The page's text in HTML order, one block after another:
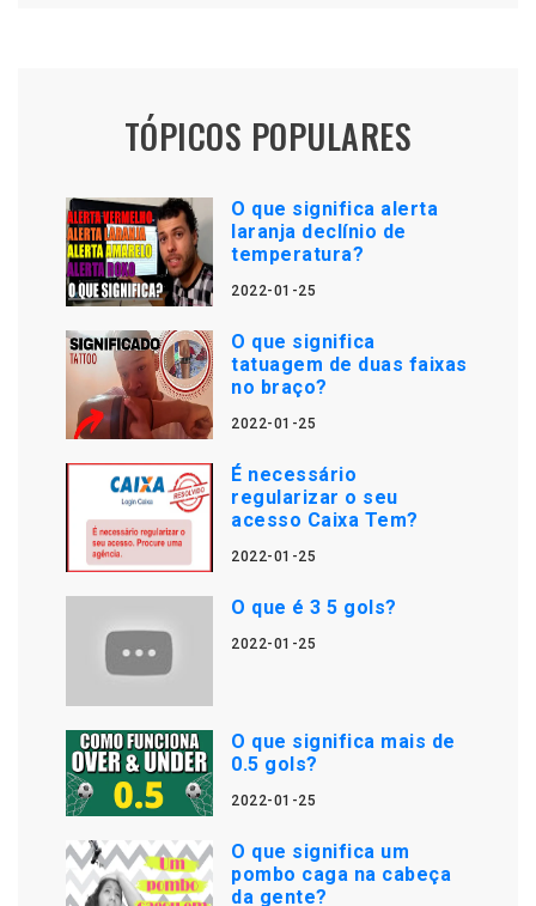
TÓPICOS POPULARES
O que significa alerta
laranja declínio de
temperatura?
2022-01-25
O que significa
tatuagem de duas faixas
no braço?
2022-01-25
É necessário
regularizar o seu
acesso Caixa Tem?
2022-01-25
O que é 3 5 gols?
2022-01-25
O que significa mais de
0.5 gols?
2022-01-25
O que significa um
pombo caga na cabeça
da gente?